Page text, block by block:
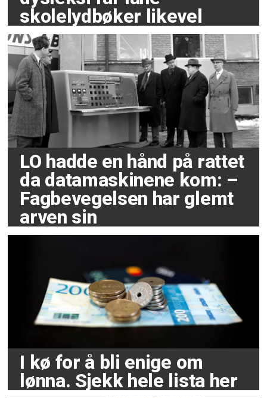
skolelydbøker likevel
LO hadde en hånd på rattet
da datamaskinene kom: –
Fagbevegelsen har glemt
arven sin
I kø for å bli enige om
lønna. Sjekk hele lista her